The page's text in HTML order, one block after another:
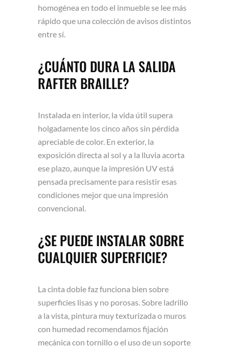
homogénea en todo el inmueble se lee más
rápido que una colección de avisos distintos
entre sí.
¿CUÁNTO DURA LA SALIDA
RAFTER BRAILLE?
Instalada en interior, la vida útil supera
holgadamente los cinco años sin pérdida
apreciable de color. En exterior, la
exposición directa al sol y a la lluvia acorta
ese plazo, aunque la impresión UV está
pensada precisamente para resistir esas
condiciones mejor que una impresión
convencional.
¿SE PUEDE INSTALAR SOBRE
CUALQUIER SUPERFICIE?
La cinta doble faz funciona bien sobre
superficies lisas y no porosas. Sobre ladrillo
a la vista, pintura muy texturizada o muros
con humedad recomendamos fijación
mecánica con tornillo o el uso de un soporte